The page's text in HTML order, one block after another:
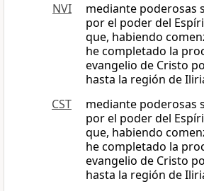
NVI
mediante poderosas
por el poder del
que, habiendo
he completado la
evangelio de Cristo
hasta la región de
CST
mediante poderosas
por el poder del
que, habiendo
he completado la
evangelio de Cristo
hasta la región de